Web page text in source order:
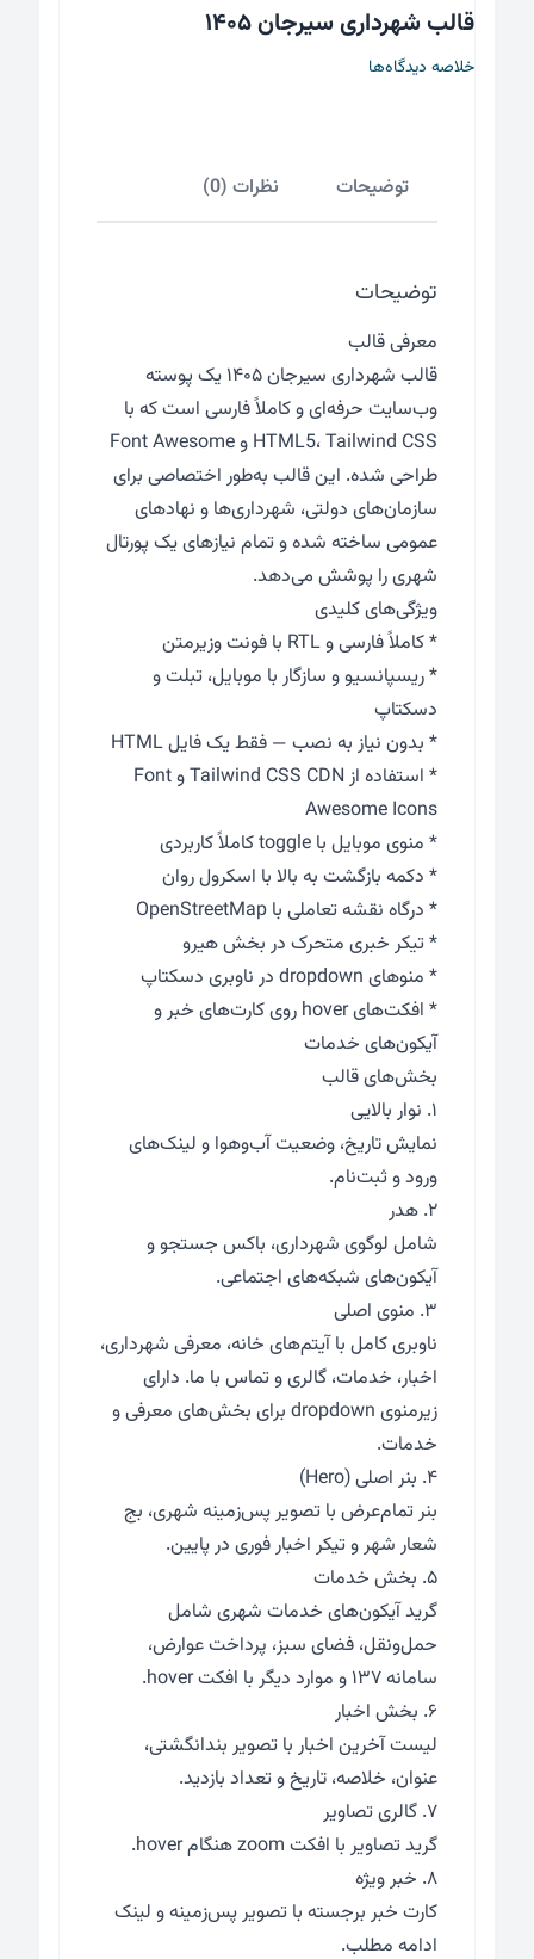
قالب شهرداری سیرجان ۱۴۰۵
خلاصه دیدگاه‌ها
توضیحات نظرات (0)
توضیحات
معرفی قالب
قالب شهرداری سیرجان ۱۴۰۵ یک پوسته
وب‌سایت حرفه‌ای و کاملاً فارسی است که با
HTML5، Tailwind CSS و Font Awesome
طراحی شده. این قالب به‌طور اختصاصی برای
سازمان‌های دولتی، شهرداری‌ها و نهادهای
عمومی ساخته شده و تمام نیازهای یک پورتال
شهری را پوشش می‌دهد.
ویژگی‌های کلیدی
* کاملاً فارسی و RTL با فونت وزیرمتن
* ریسپانسیو و سازگار با موبایل، تبلت و
دسکتاپ
* بدون نیاز به نصب — فقط یک فایل HTML
* استفاده از Tailwind CSS CDN و Font
Awesome Icons
* منوی موبایل با toggle کاملاً کاربردی
* دکمه بازگشت به بالا با اسکرول روان
* درگاه نقشه تعاملی با OpenStreetMap
* تیکر خبری متحرک در بخش هیرو
* منوهای dropdown در ناوبری دسکتاپ
* افکت‌های hover روی کارت‌های خبر و
آیکون‌های خدمات
بخش‌های قالب
۱. نوار بالایی
نمایش تاریخ، وضعیت آب‌وهوا و لینک‌های
ورود و ثبت‌نام.
۲. هدر
شامل لوگوی شهرداری، باکس جستجو و
آیکون‌های شبکه‌های اجتماعی.
۳. منوی اصلی
ناوبری کامل با آیتم‌های خانه، معرفی شهرداری،
اخبار، خدمات، گالری و تماس با ما. دارای
زیرمنوی dropdown برای بخش‌های معرفی و
خدمات.
۴. بنر اصلی (Hero)
بنر تمام‌عرض با تصویر پس‌زمینه شهری، بج
شعار شهر و تیکر اخبار فوری در پایین.
۵. بخش خدمات
گرید آیکون‌های خدمات شهری شامل
حمل‌ونقل، فضای سبز، پرداخت عوارض،
سامانه ۱۳۷ و موارد دیگر با افکت hover.
۶. بخش اخبار
لیست آخرین اخبار با تصویر بندانگشتی،
عنوان، خلاصه، تاریخ و تعداد بازدید.
۷. گالری تصاویر
گرید تصاویر با افکت zoom هنگام hover.
۸. خبر ویژه
کارت خبر برجسته با تصویر پس‌زمینه و لینک
ادامه مطلب.